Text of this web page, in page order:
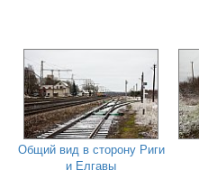
Общий вид в сторону Риги
и Елгавы